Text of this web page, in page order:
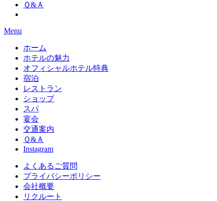
Ｑ&Ａ
Menu
ホーム
ホテルの魅力
オフィシャルホテル特典
宿泊
レストラン
ショップ
スパ
宴会
交通案内
Ｑ&Ａ
Instagram
よくあるご質問
プライバシーポリシー
会社概要
リクルート